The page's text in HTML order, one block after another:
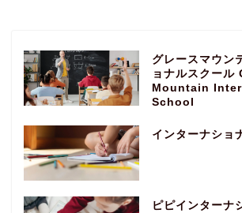
グレースマウン
ョナルスクール
Mountain
School
インターナショ
ピピインターナ